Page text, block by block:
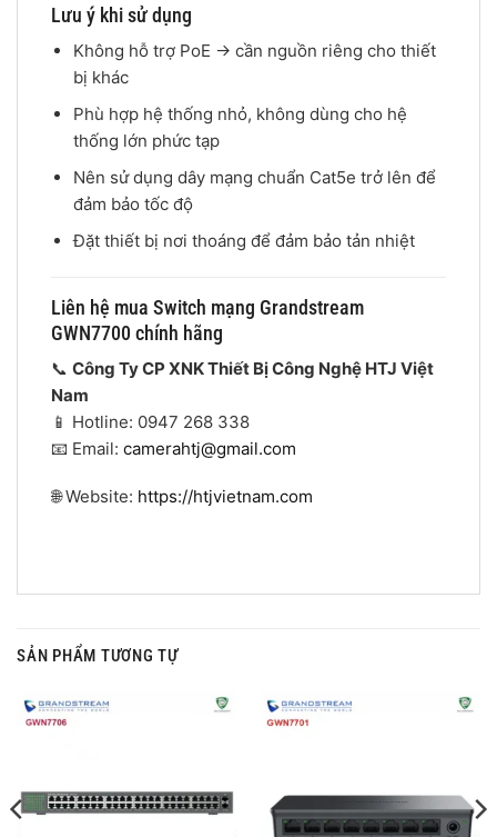
Lưu ý khi sử dụng
Không hỗ trợ PoE → cần nguồn riêng cho thiết
bị khác
Phù hợp hệ thống nhỏ, không dùng cho hệ
thống lớn phức tạp
Nên sử dụng dây mạng chuẩn Cat5e trở lên để
đảm bảo tốc độ
Đặt thiết bị nơi thoáng để đảm bảo tản nhiệt
Liên hệ mua Switch mạng Grandstream
GWN7700 chính hãng
📞 Công Ty CP XNK Thiết Bị Công Nghệ HTJ Việt
Nam
📱 Hotline: 0947 268 338
📧 Email: camerahtj@gmail.com
🌐 Website: https://htjvietnam.com
SẢN PHẨM TƯƠNG TỰ